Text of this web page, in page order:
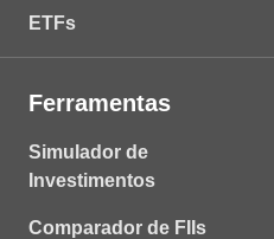
ETFs
Ferramentas
Simulador de
Investimentos
Comparador de FIIs